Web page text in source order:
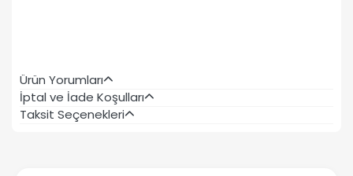
Ürün Yorumları
İptal ve İade Koşulları
Taksit Seçenekleri